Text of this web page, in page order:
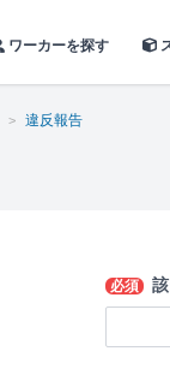
ワーカーを探す
違反報告
必須